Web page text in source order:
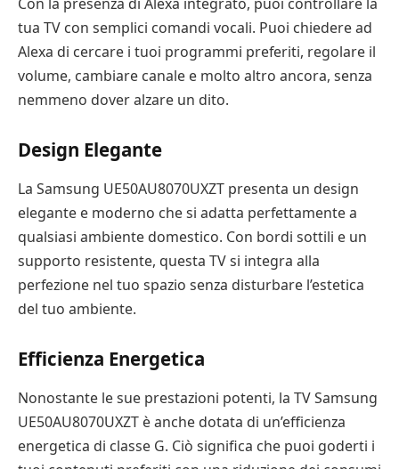
tua TV con semplici comandi vocali. Puoi chiedere ad
Alexa di cercare i tuoi programmi preferiti, regolare il
volume, cambiare canale e molto altro ancora, senza
nemmeno dover alzare un dito.
Design Elegante
La Samsung UE50AU8070UXZT presenta un design
elegante e moderno che si adatta perfettamente a
qualsiasi ambiente domestico. Con bordi sottili e un
supporto resistente, questa TV si integra alla
perfezione nel tuo spazio senza disturbare l’estetica
del tuo ambiente.
Efficienza Energetica
Nonostante le sue prestazioni potenti, la TV Samsung
UE50AU8070UXZT è anche dotata di un’efficienza
energetica di classe G. Ciò significa che puoi goderti i